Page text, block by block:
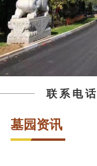
联系电话
墓园资讯